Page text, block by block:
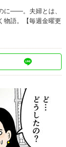
に――。夫婦とは、
物語。【毎週金曜更